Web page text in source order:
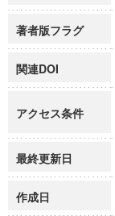
著者版フラグ
関連DOI
アクセス条件
最終更新日
作成日